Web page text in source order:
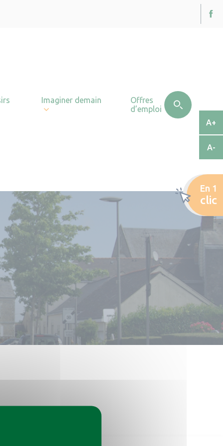
Imaginer demain
Offres
d’emploi
A+
A-
En 1
clic